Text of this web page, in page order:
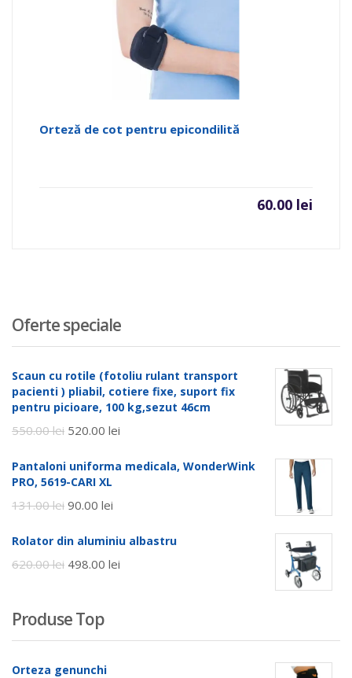
Orteză de cot pentru epicondilită
60.00 lei
Oferte speciale
Scaun cu rotile (fotoliu rulant transport
pacienti ) pliabil, cotiere fixe, suport fix
pentru picioare, 100 kg,sezut 46cm
550.00lei 520.00 lei
Pantaloni uniforma medicala, WonderWink
PRO, 5619-CARI XL
131.00lei 90.00 lei
Rolator din aluminiu albastru
620.00lei 498.00 lei
Produse Top
Orteza genunchi